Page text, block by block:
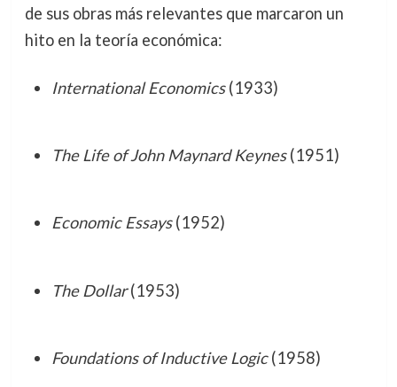
de sus obras más relevantes que marcaron un
hito en la teoría económica:
International Economics(1933)
The Life of John Maynard Keynes(1951)
Economic Essays(1952)
The Dollar(1953)
Foundations of Inductive Logic(1958)